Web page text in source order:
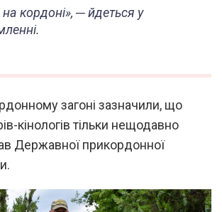
кордоні», ─ йдеться у
загоні зазначили, що
кінологів тільки нещодавно
Державної прикордонної